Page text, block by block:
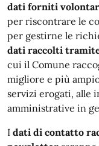
dati forniti
per riscontrare le
per gestirne le
dati raccolti
cui il Comune
migliore e più
servizi erogati, alle
amministrative in
I dati di contatto